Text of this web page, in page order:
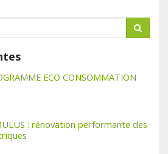
ECO CONSOMMATION
: rénovation performante des